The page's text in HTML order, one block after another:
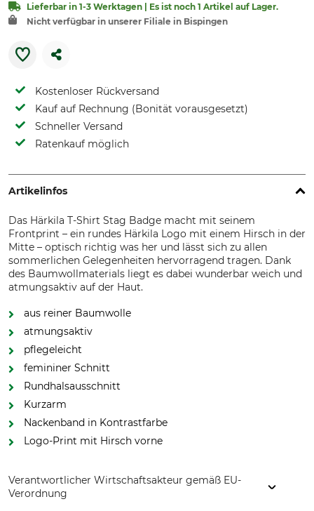
Lieferbar in 1-3 Werktagen | Es ist noch 1 Artikel auf Lager.
Nicht verfügbar in unserer Filiale in Bispingen
Kostenloser Rückversand
Kauf auf Rechnung (Bonität vorausgesetzt)
Schneller Versand
Ratenkauf möglich
Artikelinfos
Das Härkila T-Shirt Stag Badge macht mit seinem
Frontprint – ein rundes Härkila Logo mit einem Hirsch in der
Mitte – optisch richtig was her und lässt sich zu allen
sommerlichen Gelegenheiten hervorragend tragen. Dank
des Baumwollmaterials liegt es dabei wunderbar weich und
atmungsaktiv auf der Haut.
aus reiner Baumwolle
atmungsaktiv
pflegeleicht
femininer Schnitt
Rundhalsausschnitt
Kurzarm
Nackenband in Kontrastfarbe
Logo-Print mit Hirsch vorne
Verantwortlicher Wirtschaftsakteur gemäß EU-
Verordnung